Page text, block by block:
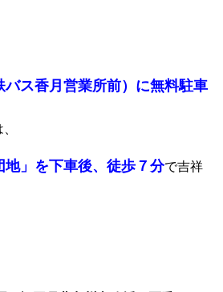
ス香月営業所前）に無料駐車
」を下車後、徒歩７分で吉祥